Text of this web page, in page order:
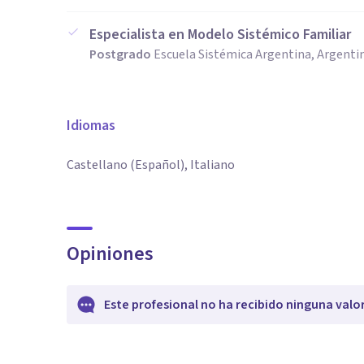
Especialista en Modelo Sistémico Familiar
Postgrado Escuela Sistémica Argentina,
Idiomas
Castellano (Español), Italiano
Opiniones
Este profesional no ha recibido ninguna